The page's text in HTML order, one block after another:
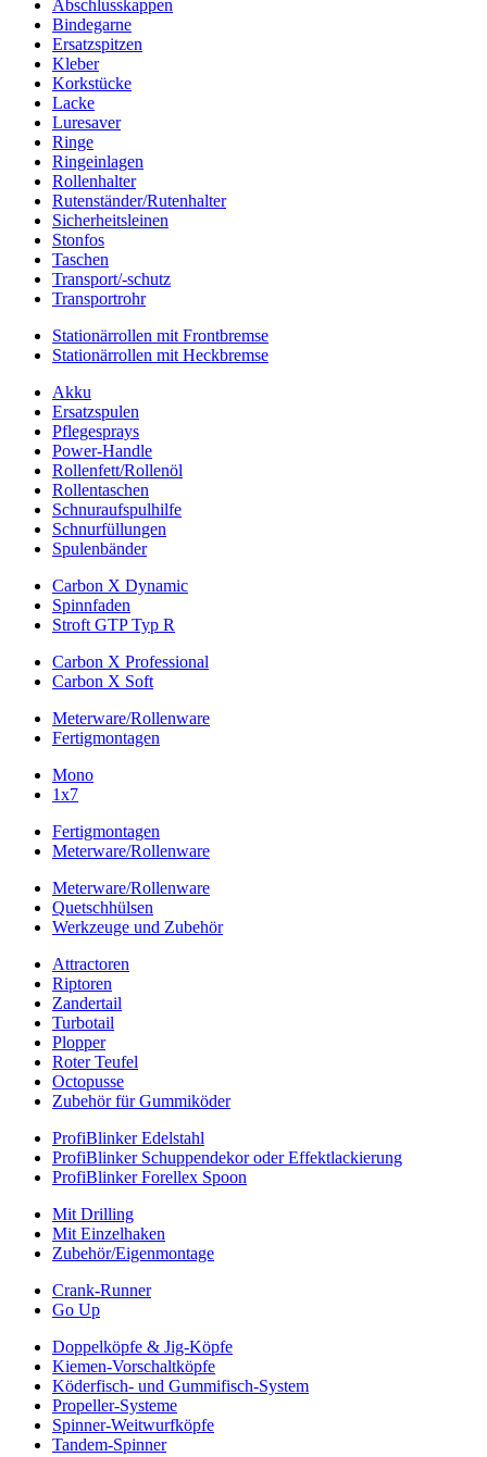
Abschlusskappen
Bindegarne
Ersatzspitzen
Kleber
Korkstücke
Lacke
Luresaver
Ringe
Ringeinlagen
Rollenhalter
Rutenständer/Rutenhalter
Sicherheitsleinen
Stonfos
Taschen
Transport/-schutz
Transportrohr
Stationärrollen mit Frontbremse
Stationärrollen mit Heckbremse
Akku
Ersatzspulen
Pflegesprays
Power-Handle
Rollenfett/Rollenöl
Rollentaschen
Schnuraufspulhilfe
Schnurfüllungen
Spulenbänder
Carbon X Dynamic
Spinnfaden
Stroft GTP Typ R
Carbon X Professional
Carbon X Soft
Meterware/Rollenware
Fertigmontagen
Mono
1x7
Fertigmontagen
Meterware/Rollenware
Meterware/Rollenware
Quetschhülsen
Werkzeuge und Zubehör
Attractoren
Riptoren
Zandertail
Turbotail
Plopper
Roter Teufel
Octopusse
Zubehör für Gummiköder
ProfiBlinker Edelstahl
ProfiBlinker Schuppendekor oder Effektlackierung
ProfiBlinker Forellex Spoon
Mit Drilling
Mit Einzelhaken
Zubehör/Eigenmontage
Crank-Runner
Go Up
Doppelköpfe & Jig-Köpfe
Kiemen-Vorschaltköpfe
Köderfisch- und Gummifisch-System
Propeller-Systeme
Spinner-Weitwurfköpfe
Tandem-Spinner